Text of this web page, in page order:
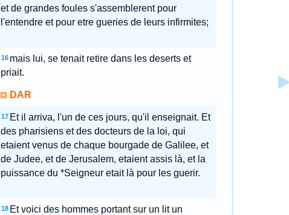
et de grandes foules s'assemblerent pour
l'entendre et pour etre gueries de leurs infirmites;
16 mais lui, se tenait retire dans les deserts et
priait.
DAR
17 Et il arriva, l'un de ces jours, qu'il enseignait. Et
des pharisiens et des docteurs de la loi, qui
etaient venus de chaque bourgade de Galilee, et
de Judee, et de Jerusalem, etaient assis là, et la
puissance du *Seigneur etait là pour les guerir.
18 Et voici des hommes portant sur un lit un